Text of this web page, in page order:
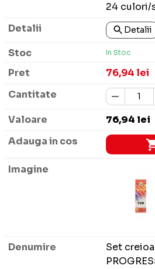
24 culori/
Detalii
In Stoc
76,94 lei
76,94 lei
Set